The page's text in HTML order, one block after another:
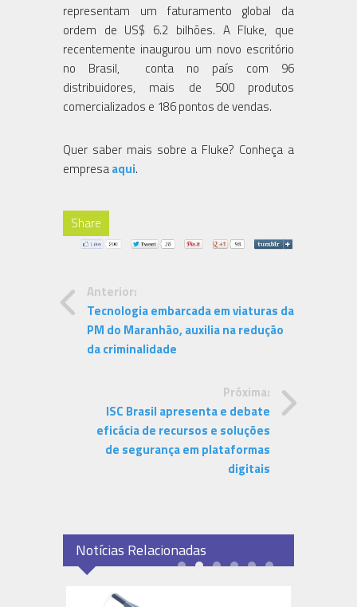
representam um faturamento global da
ordem de US$ 6.2 bilhões. A Fluke, que
recentemente inaugurou um novo escritório
no Brasil, conta no país com 96
distribuidores, mais de 500 produtos
comercializados e 186 pontos de vendas.
Quer saber mais sobre a Fluke? Conheça a
empresaaqui.
Share
Anterior:
Tecnologia embarcada em viaturas da
PM do Maranhão, auxilia na redução
da criminalidade
Próxima:
ISC Brasil apresenta e debate
eficácia de recursos e soluções
de segurança em plataformas
digitais
Notícias Relacionadas